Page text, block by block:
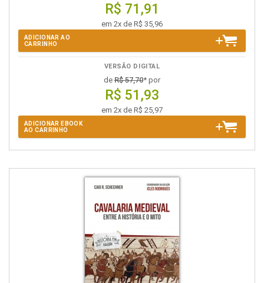
R$ 71,91
em 2x de R$ 35,96
ADICIONAR AO
CARRINHO
VERSÃO DIGITAL
de R$ 57,70* por
R$ 51,93
em 2x de R$ 25,97
ADICIONAR EBOOK
AO CARRINHO